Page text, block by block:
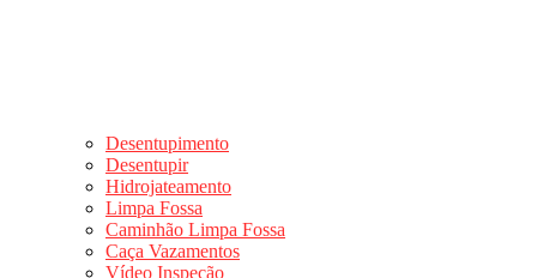
Desentupimento
Desentupir
Hidrojateamento
Limpa Fossa
Caminhão Limpa Fossa
Caça Vazamentos
Vídeo Inspeção